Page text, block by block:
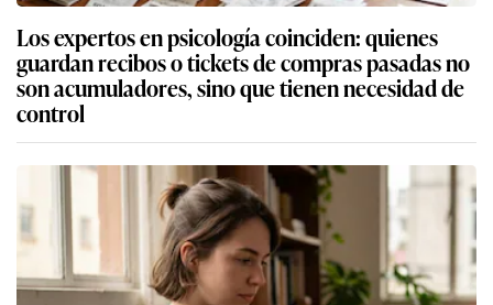
Los expertos en psicología coinciden: quienes
guardan recibos o tickets de compras pasadas no
son acumuladores, sino que tienen necesidad de
control